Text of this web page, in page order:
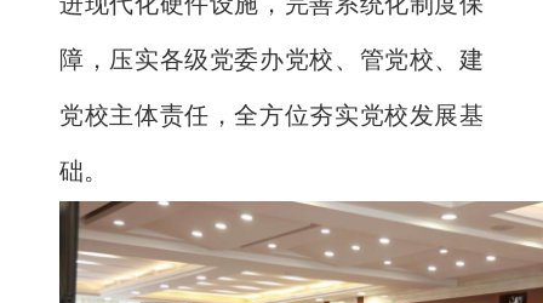
障，压实各级党委办党校、管党校、建
党校主体责任，全方位夯实党校发展基
础。